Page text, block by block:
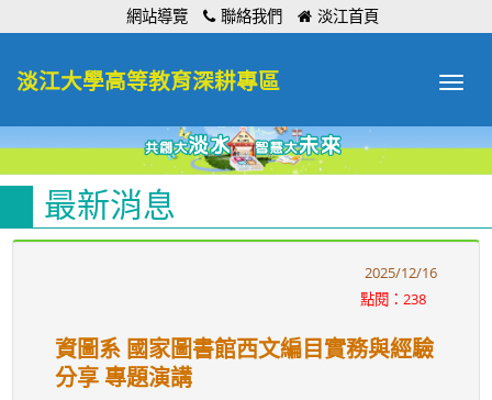
網站導覽 聯絡我們 淡江首頁
Toggle
淡江大學高等教育深耕專區
最新消息
2025/12/16
點閱：238
資圖系 國家圖書館西文編目實務與經驗
分享 專題演講